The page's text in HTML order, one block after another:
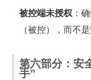
被控端未授权 ：
（被控），而不
第六部分：安
手”